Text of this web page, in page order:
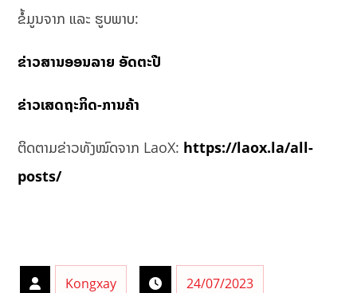
ຂໍ້ມູນຈາກ ແລະ ຮູບພາບ:
ຂ່າວສານອອນລາຍ ອັດຕະປື
ຂ່າວເສດຖະກິດ-ການຄ້າ
ຕິດຕາມຂ່າວທັງໝົດຈາກ LaoX: https://laox.la/all-
posts/
Kongxay 24/07/2023